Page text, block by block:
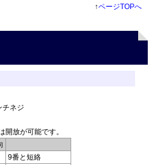
↑ページTOPへ
チネジ
開放が可能です。
9番と短絡